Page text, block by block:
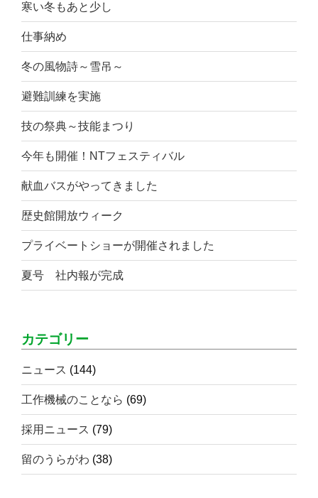
寒い冬もあと少し
仕事納め
冬の風物詩～雪吊～
避難訓練を実施
技の祭典～技能まつり
今年も開催！NTフェスティバル
献血バスがやってきました
歴史館開放ウィーク
プライベートショーが開催されました
夏号 社内報が完成
カテゴリー
ニュース (144)
工作機械のことなら (69)
採用ニュース (79)
留のうらがわ (38)